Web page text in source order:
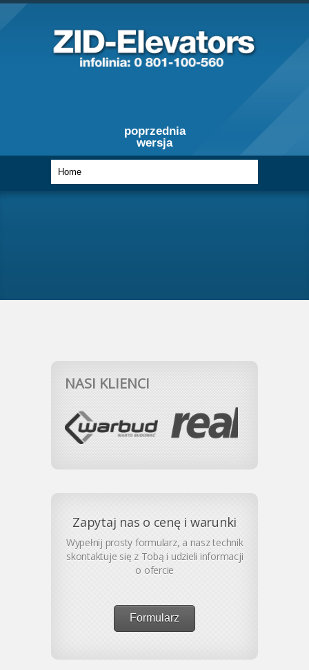
poprzednia
wersja
NASI KLIENCI
Zapytaj nas o cenę i warunki
Wypełnij prosty formularz, a nasz technik
skontaktuje się z Tobą i udzieli informacji
o ofercie
Formularz